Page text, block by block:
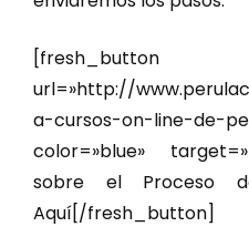
[fresh_button
url=»http://
a-cursos-on-line-de-
color=»blue»
sobre el Proceso
Aquí[/fresh_button]